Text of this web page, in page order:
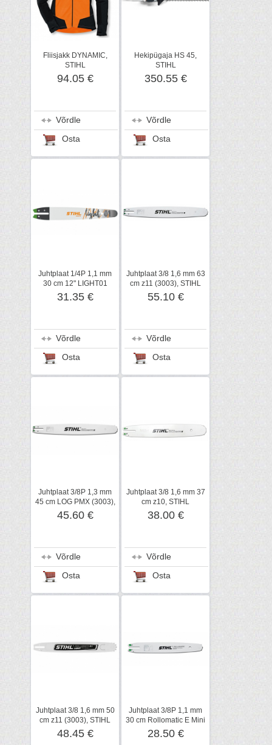
Fliisjakk DYNAMIC,
STIHL
94.05 €
Võrdle
Osta
Hekipügaja HS 45,
STIHL
350.55 €
Võrdle
Osta
Juhtplaat 1/4P 1,1 mm
30 cm 12" LIGHT01
(3005), STIHL
31.35 €
Võrdle
Osta
Juhtplaat 3/8 1,6 mm 63
cm z11 (3003), STIHL
55.10 €
Võrdle
Osta
Juhtplaat 3/8P 1,3 mm
45 cm LOG PMX (3003),
STIHL
45.60 €
Võrdle
Osta
Juhtplaat 3/8 1,6 mm 37
cm z10, STIHL
38.00 €
Võrdle
Osta
Juhtplaat 3/8 1,6 mm 50
cm z11 (3003), STIHL
48.45 €
Juhtplaat 3/8P 1,1 mm
30 cm Rollomatic E Mini
z7, STIHL
28.50 €